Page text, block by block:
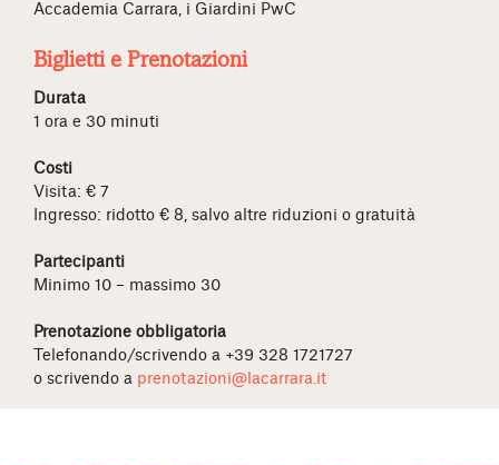
Accademia Carrara, i Giardini PwC
Biglietti e Prenotazioni
Durata
1 ora e 30 minuti
Costi
Visita: € 7
Ingresso: ridotto € 8, salvo altre riduzioni o gratuità
Partecipanti
Minimo 10 – massimo 30
Prenotazione obbligatoria
Telefonando/scrivendo a +39 328 1721727
o scrivendo a prenotazioni@lacarrara.it